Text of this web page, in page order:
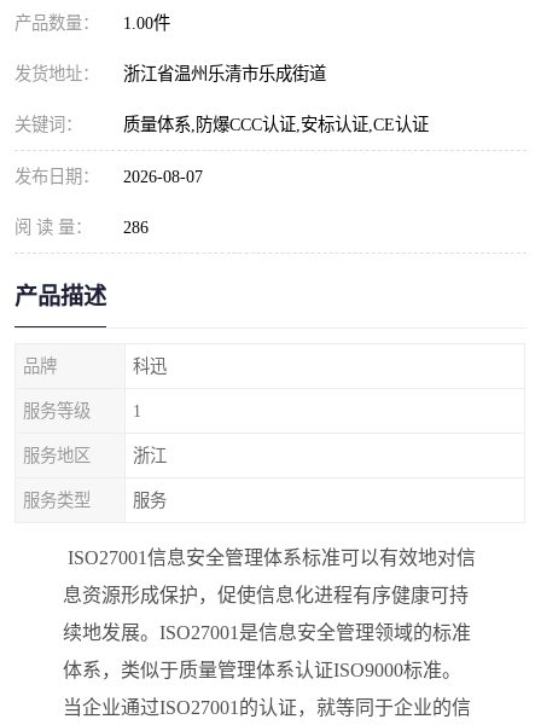
产品数量： 1.00件
发货地址： 浙江省温州乐清市乐成街道
关键词： 质量体系,防爆CCC认证,安标认证,CE认证
发布日期： 2026-08-07
阅 读 量： 286
产品描述
品牌 科迅
服务等级 1
服务地区 浙江
服务类型 服务
ISO27001信息安全管理体系标准可以有效地对信
息资源形成保护，促使信息化进程有序健康可持
续地发展。ISO27001是信息安全管理领域的标准
体系，类似于质量管理体系认证ISO9000标准。
当企业通过ISO27001的认证，就等同于企业的信